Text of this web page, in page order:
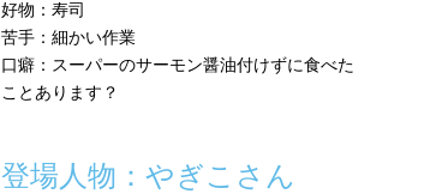
好物：寿司
苦手：細かい作業
口癖：スーパーのサーモン醤油付けずに食べた
ことあります？
登場人物：やぎこさん